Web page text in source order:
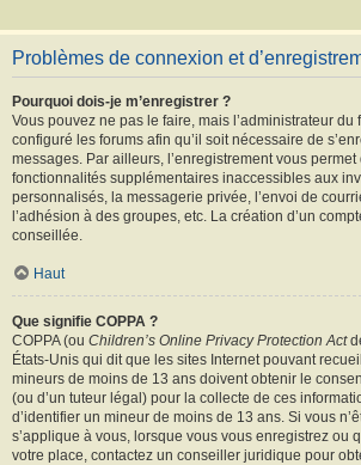
Problèmes de connexion et
Pourquoi dois-je m’enregistrer ?
Vous pouvez ne pas le faire, mais l’administrateur du
configuré les forums afin qu’il soit nécessaire de
messages. Par ailleurs, l’enregistrement vous
fonctionnalités supplémentaires inaccessibles aux
personnalisés, la messagerie privée, l’envoi de
l’adhésion à des groupes, etc. La création d’un
conseillée.
Haut
Que signifie COPPA ?
COPPA (ou Children’s Online Privacy Protection Act
États-Unis qui dit que les sites Internet pouvant
mineurs de moins de 13 ans doivent obtenir le
(ou d’un tuteur légal) pour la collecte de ces
d’identifier un mineur de moins de 13 ans. Si vous
s’applique à vous, lorsque vous vous enregistrez ou
votre place, contactez un conseiller juridique pour